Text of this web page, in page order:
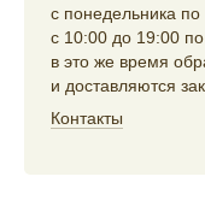
с понедельника
с 10:00 до 19:00
в это же время
и доставляются
Контакты